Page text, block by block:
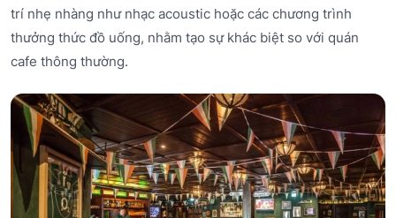
trí nhẹ nhàng như nhạc acoustic hoặc các chương trình
thưởng thức đồ uống, nhằm tạo sự khác biệt so với quán
cafe thông thường.